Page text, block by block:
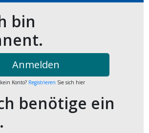
bin
Anmelden
Konto? Registrieren Sie sich hier
benötige ein